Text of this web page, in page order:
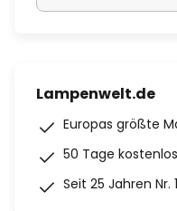
Lampenwelt.de
Europas größte
50 Tage
Seit 25 Jahren Nr.